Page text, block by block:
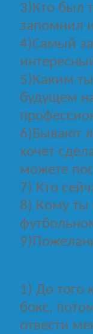
3)Кто был
запомнил
4)Самый
5)Каким
будущем
6)Бывают
хочет
можете
7) Кто
8) Кому ты
1) До того
бокс,
отвести